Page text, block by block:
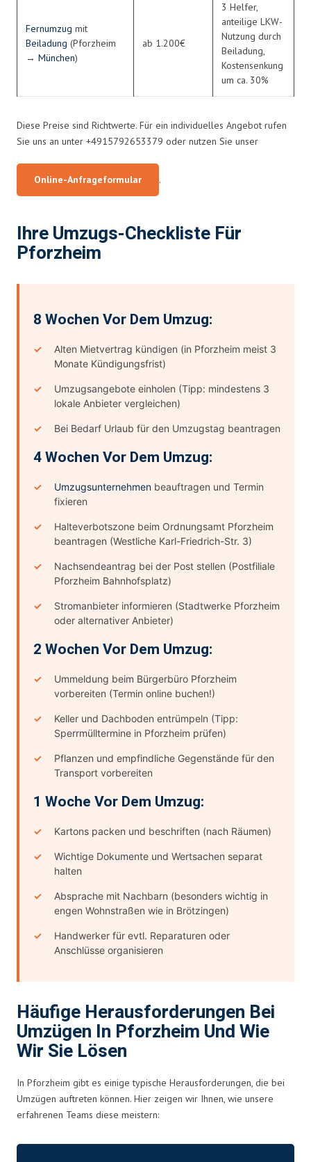
Fernumzug mit
Beiladung (Pforzheim
→ München)
ab 1.200€
3 Helfer,
anteilige LKW-
Nutzung durch
Beiladung,
Kostensenkung
um ca. 30%
Diese Preise sind Richtwerte. Für ein individuelles Angebot rufen
Sie uns an unter +4915792653379 oder nutzen Sie unser
Online-Anfrageformular .
Ihre Umzugs-Checkliste Für
Pforzheim
8 Wochen Vor Dem Umzug:
Alten Mietvertrag kündigen (in Pforzheim meist 3
Monate Kündigungsfrist)
Umzugsangebote einholen (Tipp: mindestens 3
lokale Anbieter vergleichen)
Bei Bedarf Urlaub für den Umzugstag beantragen
4 Wochen Vor Dem Umzug:
Umzugsunternehmen beauftragen und Termin
fixieren
Halteverbotszone beim Ordnungsamt Pforzheim
beantragen (Westliche Karl-Friedrich-Str. 3)
Nachsendeantrag bei der Post stellen (Postfiliale
Pforzheim Bahnhofsplatz)
Stromanbieter informieren (Stadtwerke Pforzheim
oder alternativer Anbieter)
2 Wochen Vor Dem Umzug:
Ummeldung beim Bürgerbüro Pforzheim
vorbereiten (Termin online buchen!)
Keller und Dachboden entrümpeln (Tipp:
Sperrmülltermine in Pforzheim prüfen)
Pflanzen und empfindliche Gegenstände für den
Transport vorbereiten
1 Woche Vor Dem Umzug:
Kartons packen und beschriften (nach Räumen)
Wichtige Dokumente und Wertsachen separat
halten
Absprache mit Nachbarn (besonders wichtig in
engen Wohnstraßen wie in Brötzingen)
Handwerker für evtl. Reparaturen oder
Anschlüsse organisieren
Häufige Herausforderungen Bei
Umzügen In Pforzheim Und Wie
Wir Sie Lösen
In Pforzheim gibt es einige typische Herausforderungen, die bei
Umzügen auftreten können. Hier zeigen wir Ihnen, wie unsere
erfahrenen Teams diese meistern: